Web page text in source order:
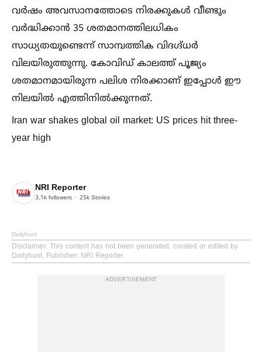
വർഷം അവസാനത്തോടെ നിരക്കുകള്‍ വീണ്ടും
വർദ്ധിക്കാൻ 35 ശതമാനത്തിലധികം
സാധ്യതയുണ്ടെന്ന് സാമ്പത്തിക വിദഗ്ദ്ധർ
വിലയിരുത്തുന്നു. കോവിഡ് കാലത്ത് പൂജ്യം
ശതമാനമായിരുന്ന പലിശ നിരക്കാണ് ഇപ്പോള്‍ ഈ
നിലയില്‍ എത്തിനില്‍ക്കുന്നത്.
Iran war shakes global oil market: US prices hit three-
year high
NRI Reporter
3.1k followers 25k Stories
Dailyhunt
Disclaimer: This content has not been generated, created or edited by
Dailyhunt. Publisher: NRI Reporter
ADVERTISEMENT